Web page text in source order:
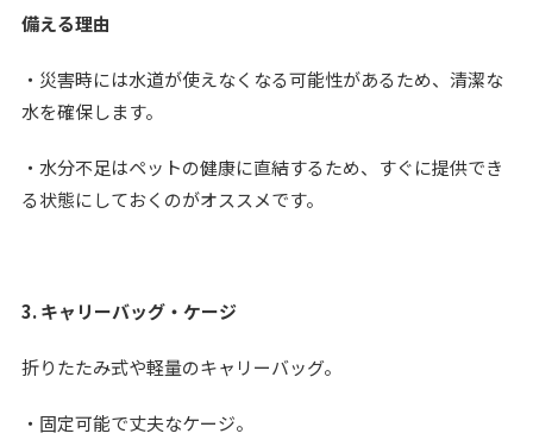
備える理由
・災害時には水道が使えなくなる可能性があるため、清潔な
水を確保します。
・水分不足はペットの健康に直結するため、すぐに提供でき
る状態にしておくのがオススメです。
3. キャリーバッグ・ケージ
折りたたみ式や軽量のキャリーバッグ。
・固定可能で丈夫なケージ。